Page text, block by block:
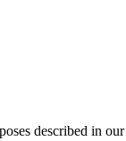
described in our